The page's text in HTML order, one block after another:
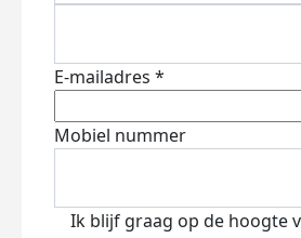
E-mailadres *
Mobiel nummer
Ik blijf graag op de hoogte